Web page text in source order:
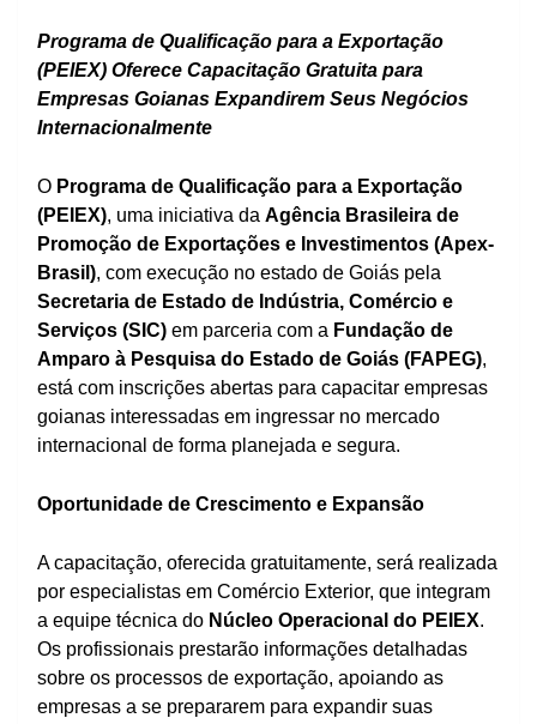
Programa de Qualificação para a Exportação
(PEIEX) Oferece Capacitação Gratuita para
Empresas Goianas Expandirem Seus Negócios
Internacionalmente
O Programa de Qualificação para a Exportação
(PEIEX), uma iniciativa da Agência Brasileira de
Promoção de Exportações e Investimentos (Apex-
Brasil), com execução no estado de Goiás pela
Secretaria de Estado de Indústria, Comércio e
Serviços (SIC) em parceria com a Fundação de
Amparo à Pesquisa do Estado de Goiás (FAPEG),
está com inscrições abertas para capacitar empresas
goianas interessadas em ingressar no mercado
internacional de forma planejada e segura.
Oportunidade de Crescimento e Expansão
A capacitação, oferecida gratuitamente, será realizada
por especialistas em Comércio Exterior, que integram
a equipe técnica do Núcleo Operacional do PEIEX.
Os profissionais prestarão informações detalhadas
sobre os processos de exportação, apoiando as
empresas a se prepararem para expandir suas